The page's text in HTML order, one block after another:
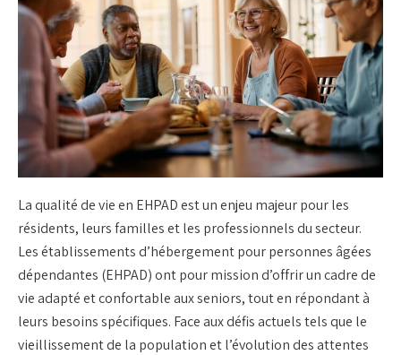
La qualité de vie en EHPAD est un enjeu majeur pour les
résidents, leurs familles et les professionnels du secteur.
Les établissements d’hébergement pour personnes âgées
dépendantes (EHPAD) ont pour mission d’offrir un cadre de
vie adapté et confortable aux seniors, tout en répondant à
leurs besoins spécifiques. Face aux défis actuels tels que le
vieillissement de la population et l’évolution des attentes